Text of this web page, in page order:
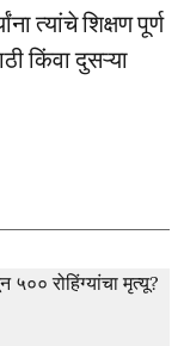
त्यांचे शिक्षण पूर्ण
किंवा दुसऱ्या